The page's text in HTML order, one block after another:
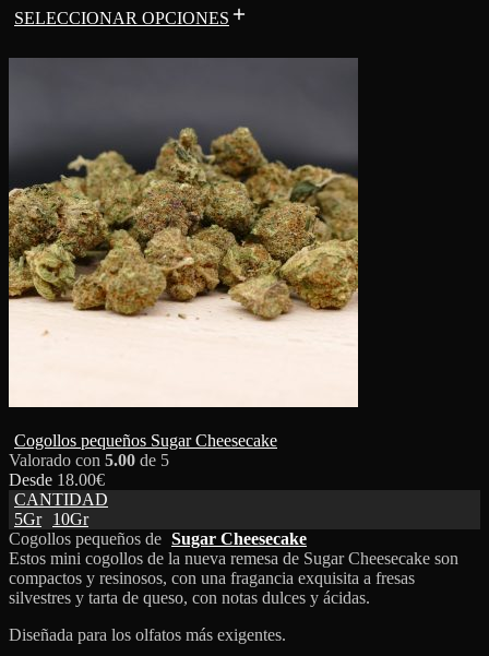
SELECCIONAR OPCIONES
Cogollos pequeños Sugar Cheesecake
Valorado con 5.00 de 5
Desde 18.00€
CANTIDAD
5Gr
10Gr
Cogollos pequeños de Sugar Cheesecake
Estos mini cogollos de la nueva remesa de Sugar Cheesecake son
compactos y resinosos, con una fragancia exquisita a fresas
silvestres y tarta de queso, con notas dulces y ácidas.
Diseñada para los olfatos más exigentes.